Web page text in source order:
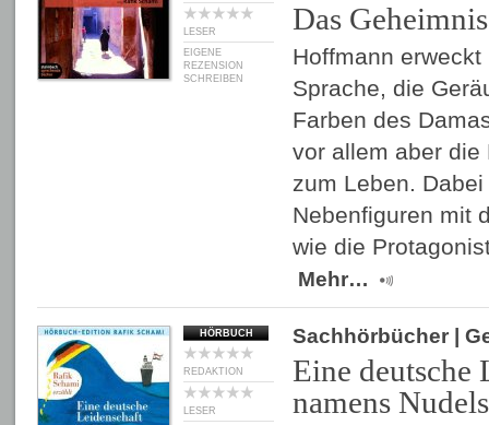
LESER
EIGENE
REZENSION
SCHREIBEN
Das
Hoffmann
Sprache, die
Farben des
vor allem aber die
zum Leben.
Nebenfiguren mit
wie die
Mehr…
HÖRBUCH
REDAKTION
LESER
Sachhörbücher |
Eine deutsche
namens